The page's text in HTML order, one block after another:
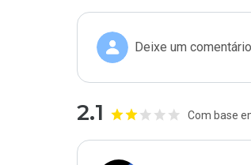
Deixe um comentário
2.1 Com base